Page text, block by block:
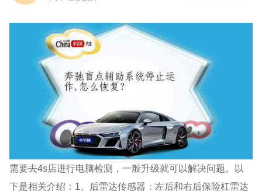
需要去4s店进行电脑检测，一般升级就可以解决问题。以
下是相关介绍：1、后雷达传感器：左后和右后保险杠雷达